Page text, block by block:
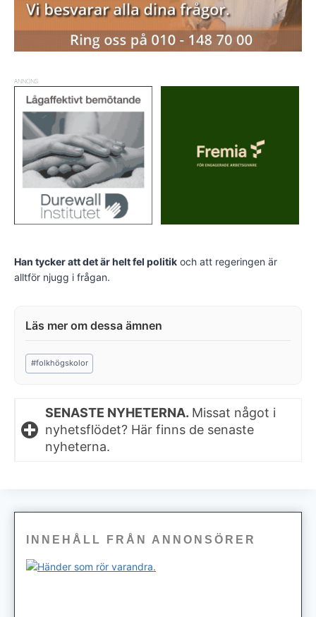
ANNONS
Han tycker att det är helt fel politik och att regeringen är
alltför njugg i frågan.
Post
Tags:
#folkhögskolor
SENASTE NYHETERNA. Missat något i
nyhetsflödet? Här finns de senaste
nyheterna.
INNEHÅLL FRÅN ANNONSÖRER